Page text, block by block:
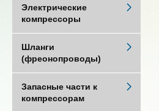
Электрические
компрессоры
Шланги
(фреонопроводы)
Запасные части к
компрессорам